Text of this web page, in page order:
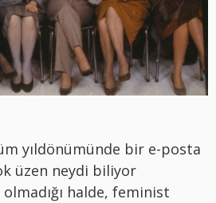
yıldönümünde bir e-posta
üzen neydi biliyor
halde, feminist